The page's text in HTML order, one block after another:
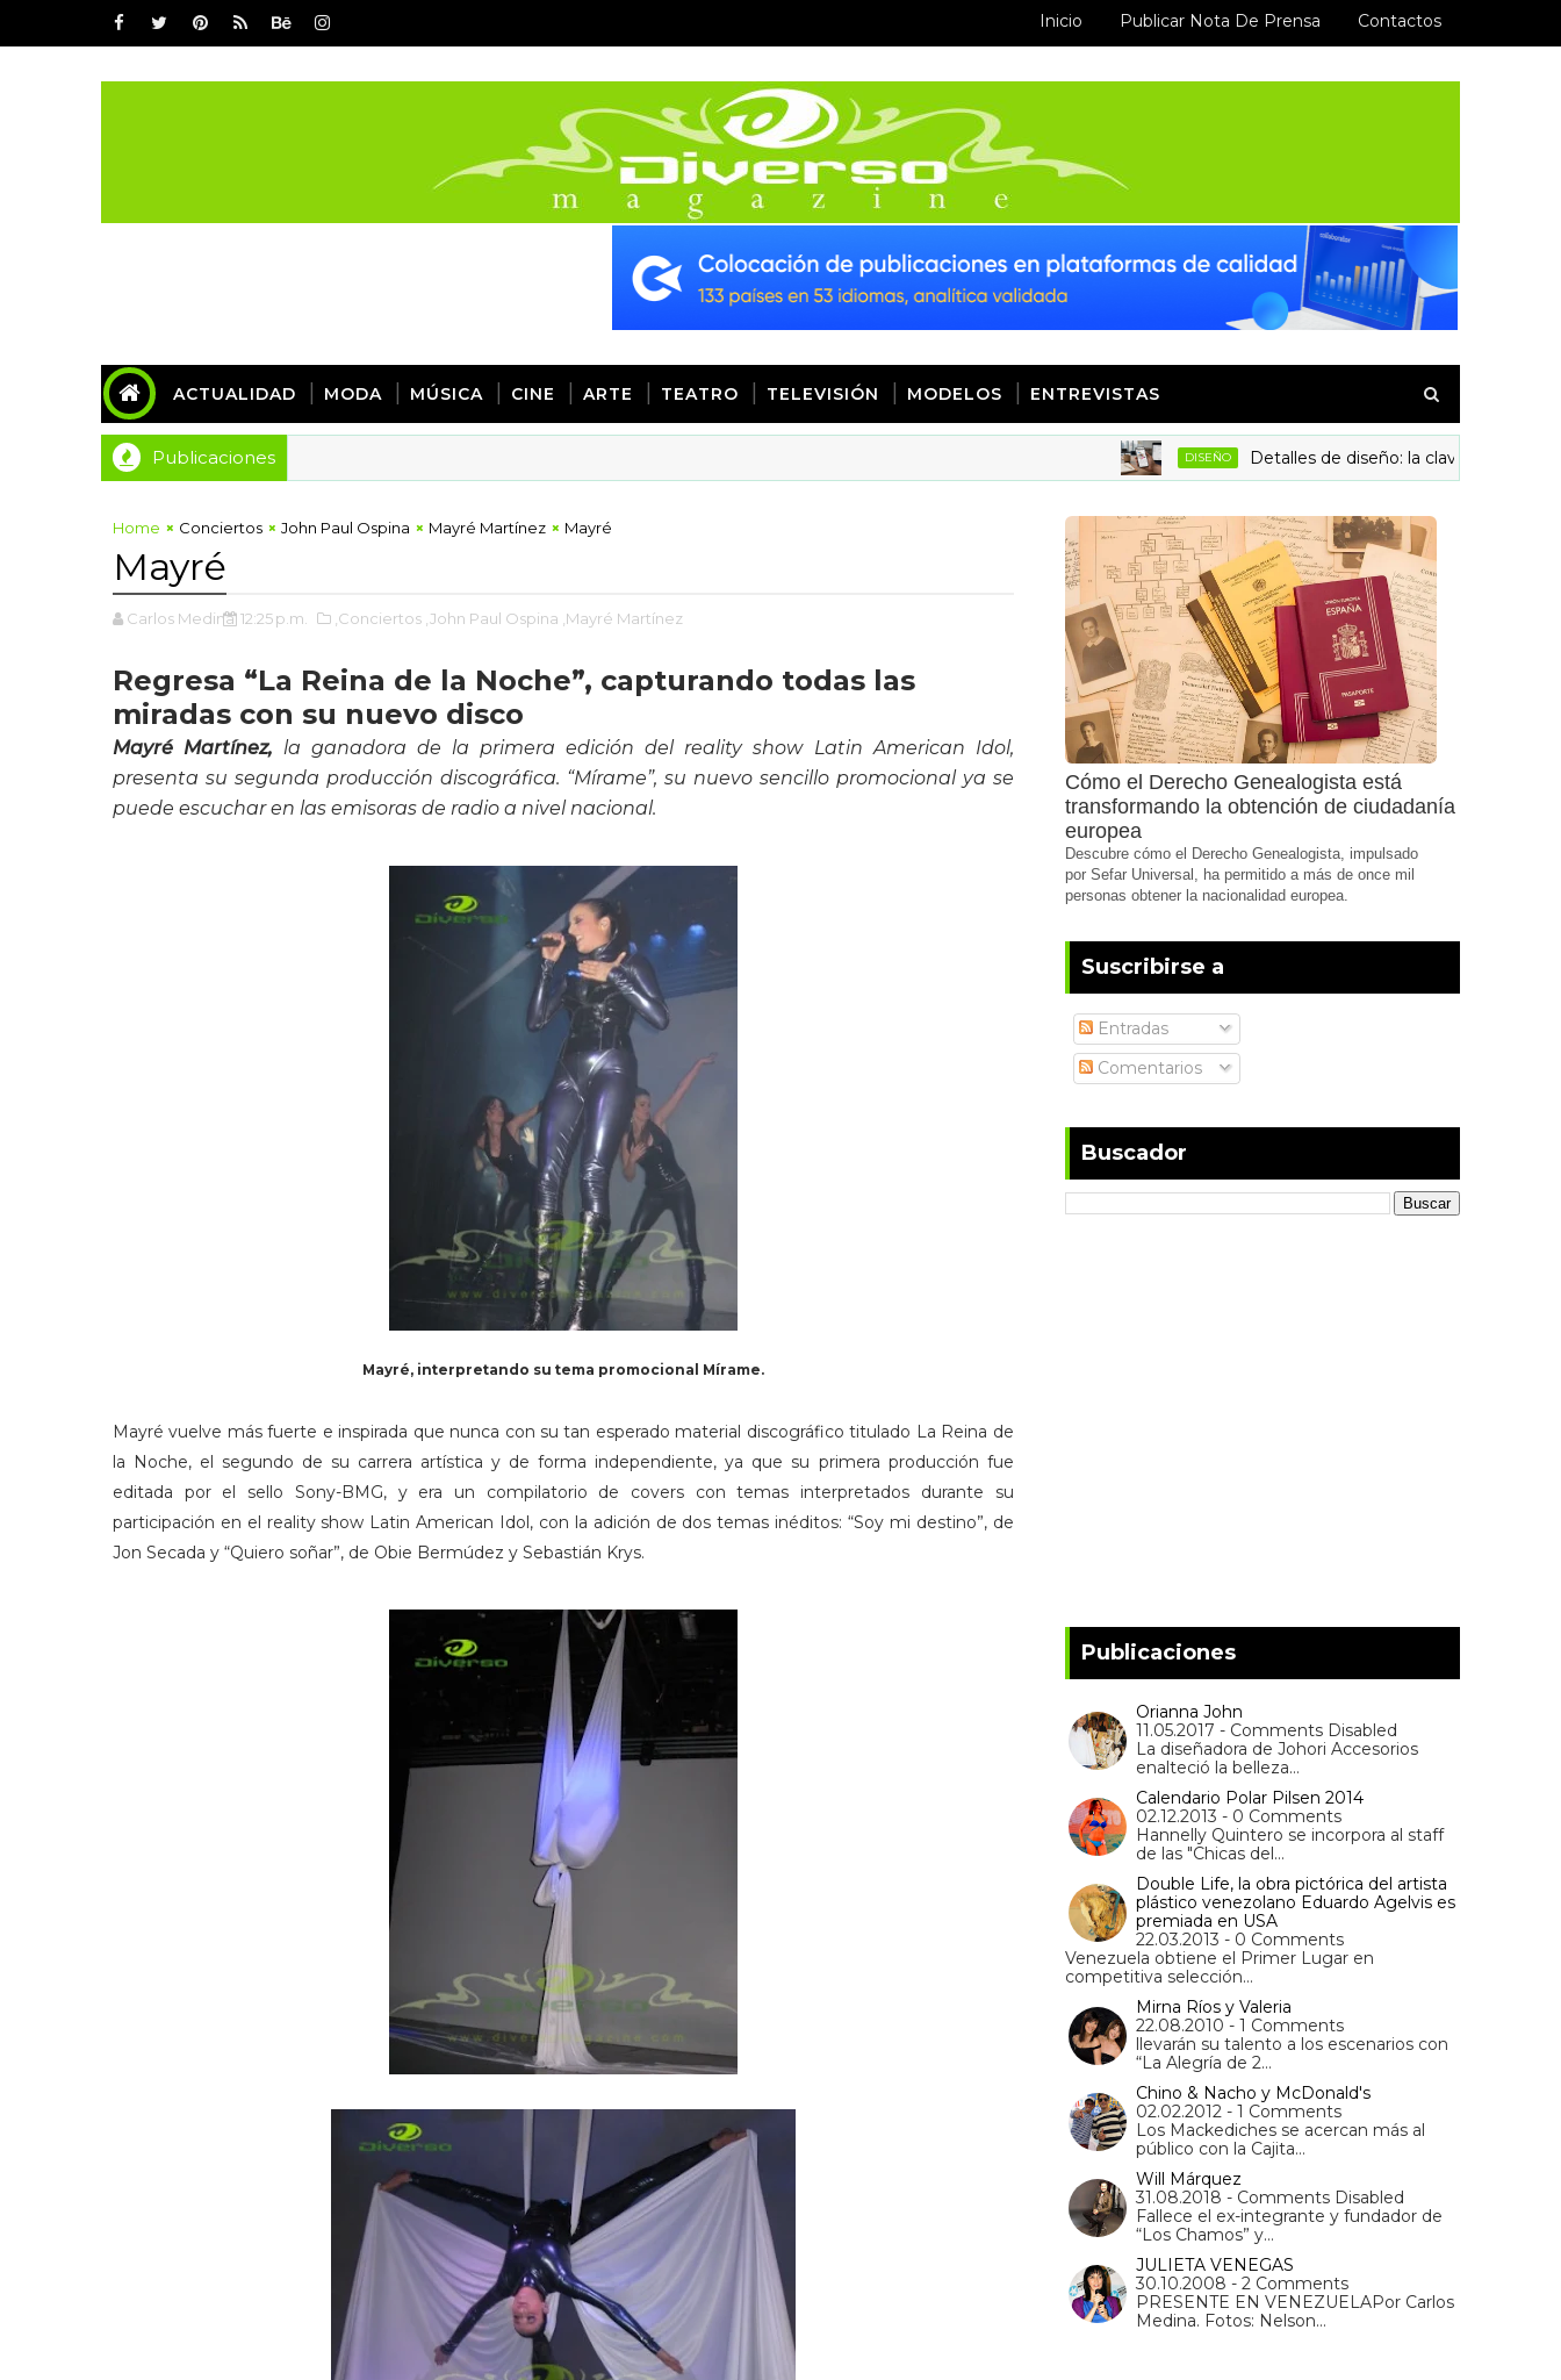
Inicio Publicar Nota De Prensa Contactos
ACTUALIDAD MODA MÚSICA CINE ARTE TEATRO TELEVISIÓN MODELOS ENTREVISTAS
Publicaciones DISEÑO Detalles de diseño: la clave para aumentar la
Home Conciertos John Paul Ospina Mayré Martínez Mayré
Mayré
Carlos Medina 12:25 p.m. ,Conciertos ,John Paul Ospina ,Mayré Martínez
Regresa “La Reina de la Noche”, capturando todas las
miradas con su nuevo disco
Mayré Martínez,la ganadora de la primera edición del reality show Latin American Idol,
presenta su segunda producción discográfica. “Mírame”, su nuevo sencillo promocional ya se
puede escuchar en las emisoras de radio a nivel nacional.
Mayré, interpretando su tema promocional Mírame.
Mayré vuelve más fuerte e inspirada que nunca con su tan esperado material discográfico titulado La Reina de
la Noche, el segundo de su carrera artística y de forma independiente, ya que su primera producción fue
editada por el sello Sony-BMG, y era un compilatorio de covers con temas interpretados durante su
participación en el reality show Latin American Idol, con la adición de dos temas inéditos: “Soy mi destino”, de
Jon Secada y “Quiero soñar”, de Obie Bermúdez y Sebastián Krys.
Cómo el Derecho Genealogista está
transformando la obtención de ciudadanía
europea
Descubre cómo el Derecho Genealogista, impulsado
por Sefar Universal, ha permitido a más de once mil
personas obtener la nacionalidad europea.
Suscribirse a
Entradas
Comentarios
Buscador
Publicaciones
Orianna John
11.05.2017 - Comments Disabled
La diseñadora de Johori Accesorios
enalteció la belleza…
Calendario Polar Pilsen 2014
02.12.2013 - 0 Comments
Hannelly Quintero se incorpora al staff
de las "Chicas del…
Double Life, la obra pictórica del artista
plástico venezolano Eduardo Agelvis es
premiada en USA
22.03.2013 - 0 Comments
Venezuela obtiene el Primer Lugar en
competitiva selección…
Mirna Ríos y Valeria
22.08.2010 - 1 Comments
llevarán su talento a los escenarios con
“La Alegría de 2…
Chino & Nacho y McDonald's
02.02.2012 - 1 Comments
Los Mackediches se acercan más al
público con la Cajita…
Will Márquez
31.08.2018 - Comments Disabled
Fallece el ex-integrante y fundador de
“Los Chamos” y…
JULIETA VENEGAS
30.10.2008 - 2 Comments
PRESENTE EN VENEZUELAPor Carlos
Medina. Fotos: Nelson…